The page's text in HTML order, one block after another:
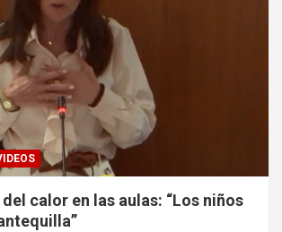
calor en las aulas: “Los niños